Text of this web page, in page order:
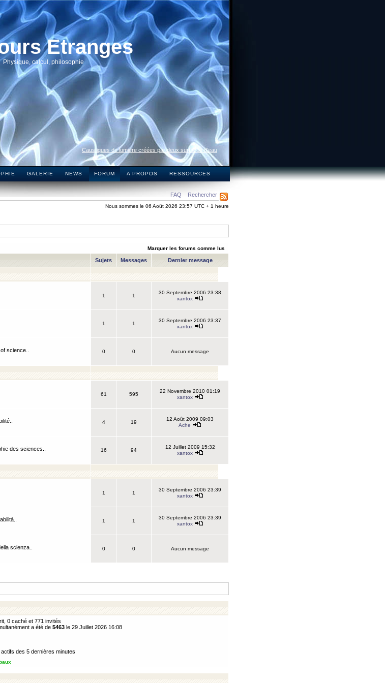
Etranges
Physique, calcul, philosophie
Caustiques de lumière créées par deux surfaces d’eau
GALERIE NEWS FORUM A PROPOS RESSOURCES
FAQ Rechercher
Nous sommes le 06 Août 2026 23:57 UTC + 1 heure
Marquer les forums comme lus
Sujets Messages Dernier message
1 1
30 Septembre 2006 23:38
xantox
1 1
30 Septembre 2006 23:37
xantox
science..
0 0 Aucun message
61 595
22 Novembre 2010 01:19
xantox
4 19
12 Août 2009 09:03
Ache
des sciences..
16 94
12 Juillet 2009 15:32
xantox
1 1
30 Septembre 2006 23:39
xantox
1 1
30 Septembre 2006 23:39
xantox
scienza..
0 0 Aucun message
0 caché et 771 invités
a été de 5463 le 29 Juillet 2026 16:08
des 5 dernières minutes